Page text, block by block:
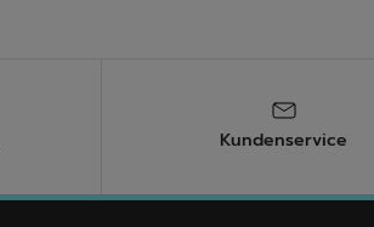
Kundenservice